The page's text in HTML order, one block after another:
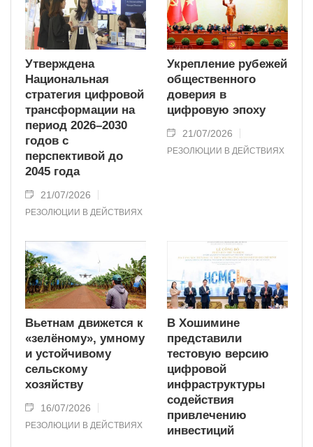
Утверждена
Национальная
стратегия цифровой
трансформации на
период 2026–2030
годов с
перспективой до
2045 года
21/07/2026
РЕЗОЛЮЦИИ В ДЕЙСТВИЯХ
Укрепление рубежей
общественного
доверия в
цифровую эпоху
21/07/2026
РЕЗОЛЮЦИИ В ДЕЙСТВИЯХ
Вьетнам движется к
«зелёному», умному
и устойчивому
сельскому
хозяйству
16/07/2026
РЕЗОЛЮЦИИ В ДЕЙСТВИЯХ
В Хошимине
представили
тестовую версию
цифровой
инфраструктуры
содействия
привлечению
инвестиций